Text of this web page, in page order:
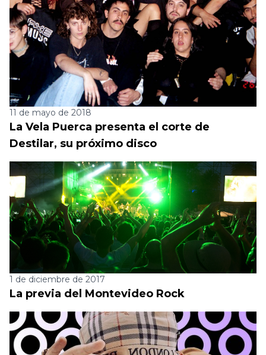
11 de mayo de 2018
La Vela Puerca presenta el corte de
Destilar, su próximo disco
1 de diciembre de 2017
La previa del Montevideo Rock